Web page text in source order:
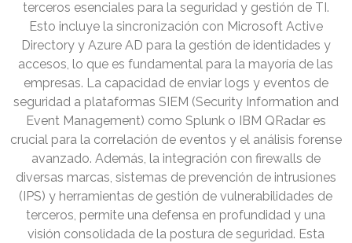
terceros esenciales para la seguridad y gestión de TI.
Esto incluye la sincronización con Microsoft Active
Directory y Azure AD para la gestión de identidades y
accesos, lo que es fundamental para la mayoría de las
empresas. La capacidad de enviar logs y eventos de
seguridad a plataformas SIEM (Security Information and
Event Management) como Splunk o IBM QRadar es
crucial para la correlación de eventos y el análisis forense
avanzado. Además, la integración con firewalls de
diversas marcas, sistemas de prevención de intrusiones
(IPS) y herramientas de gestión de vulnerabilidades de
terceros, permite una defensa en profundidad y una
visión consolidada de la postura de seguridad. Esta